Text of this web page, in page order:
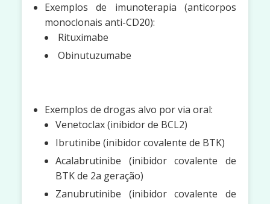
Exemplos de imunoterapia (anticorpos
monoclonais anti-CD20):
Rituximabe
Obinutuzumabe
Exemplos de drogas alvo por via oral:
Venetoclax (inibidor de BCL2)
Ibrutinibe (inibidor covalente de BTK)
Acalabrutinibe (inibidor covalente de
BTK de 2a geração)
Zanubrutinibe (inibidor covalente de